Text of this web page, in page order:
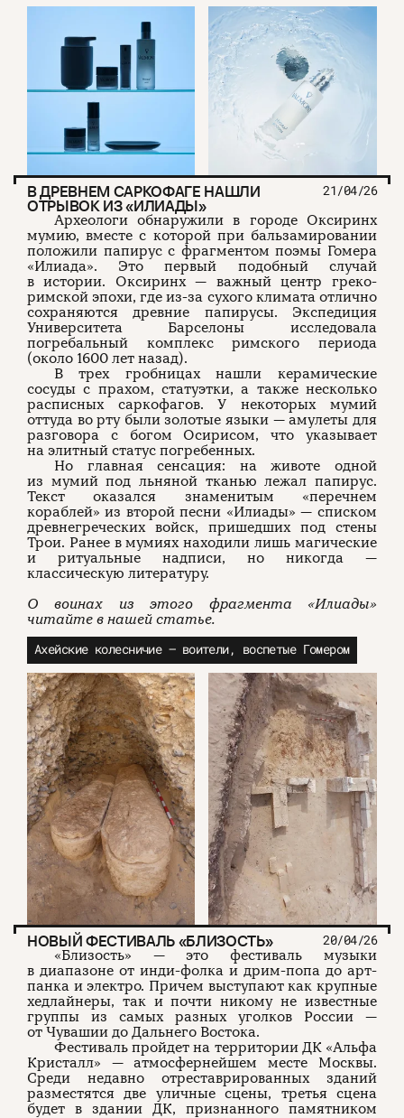
В ДРЕВНЕМ САРКОФАГЕ НАШЛИ
ОТРЫВОК ИЗ «ИЛИАДЫ»
21/04/26
Археологи обнаружили в городе Оксиринх
мумию, вместе с которой при бальзамировании
положили папирус с фрагментом поэмы Гомера
«Илиада». Это первый подобный случай
в истории. Оксиринх — важный центр греко-
римской эпохи, где из-за сухого климата отлично
сохраняются древние папирусы. Экспедиция
Университета Барселоны исследовала
погребальный комплекс римского периода
(около 1600 лет назад).
В трех гробницах нашли керамические
сосуды с прахом, статуэтки, а также несколько
расписных саркофагов. У некоторых мумий
оттуда во рту были золотые языки — амулеты для
разговора с богом Осирисом, что указывает
на элитный статус погребенных.
Но главная сенсация: на животе одной
из мумий под льняной тканью лежал папирус.
Текст оказался знаменитым «перечнем
кораблей» из второй песни «Илиады» — списком
древнегреческих войск, пришедших под стены
Трои. Ранее в мумиях находили лишь магические
и ритуальные надписи, но никогда —
классическую литературу.
О воинах из этого фрагмента «Илиады»
читайте в нашей статье.
Ахейские колесничие — воители, воспетые Гомером
НОВЫЙ ФЕСТИВАЛЬ «БЛИЗОСТЬ» 20/04/26
«Близость» — это фестиваль музыки
в диапазоне от инди-фолка и дрим-попа до арт-
панка и электро. Причем выступают как крупные
хедлайнеры, так и почти никому не известные
группы из самых разных уголков России —
от Чувашии до Дальнего Востока.
Фестиваль пройдет на территории ДК «Альфа
Кристалл» — атмосфернейшем месте Москвы.
Среди недавно отреставрированных зданий
разместятся две уличные сцены, третья сцена
будет в здании ДК, признанного памятником